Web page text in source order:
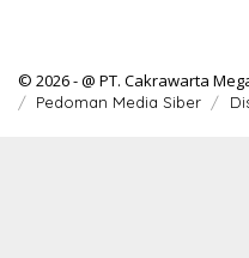
© 2026 - @ PT. Cakrawarta
Pedoman Media Siber